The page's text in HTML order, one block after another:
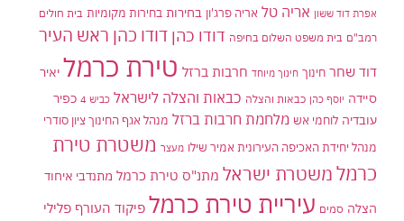
אפרת דוד ששון אריה טל אריה פרג'ון בחירות בחירות מקומיות בית חולים
רמב"ם בית משפט השלום בחיפה דודו כהן דודו כהן ראש העיר
דוד שחר חינוך חינוך מיוחד חרבות ברזל טירת כרמל יאיר
סיידה יוסף כהן כבאות והצלה כבאות והצלה לישראל כביש 4
כפיר
עובדיה לוחמי אש מלחמת חרבות ברזל מנהל אגף החינוך ציון סודרי
מנהל יחידת האכיפה העירונית אמיר שילו מעצר משטרת טירת
כרמלמשטרת ישראל מתנ"ס טירת כרמל מתנדבי איחוד
הצלה סמים עיריית טירת כרמל פיקוד העורף פלילי